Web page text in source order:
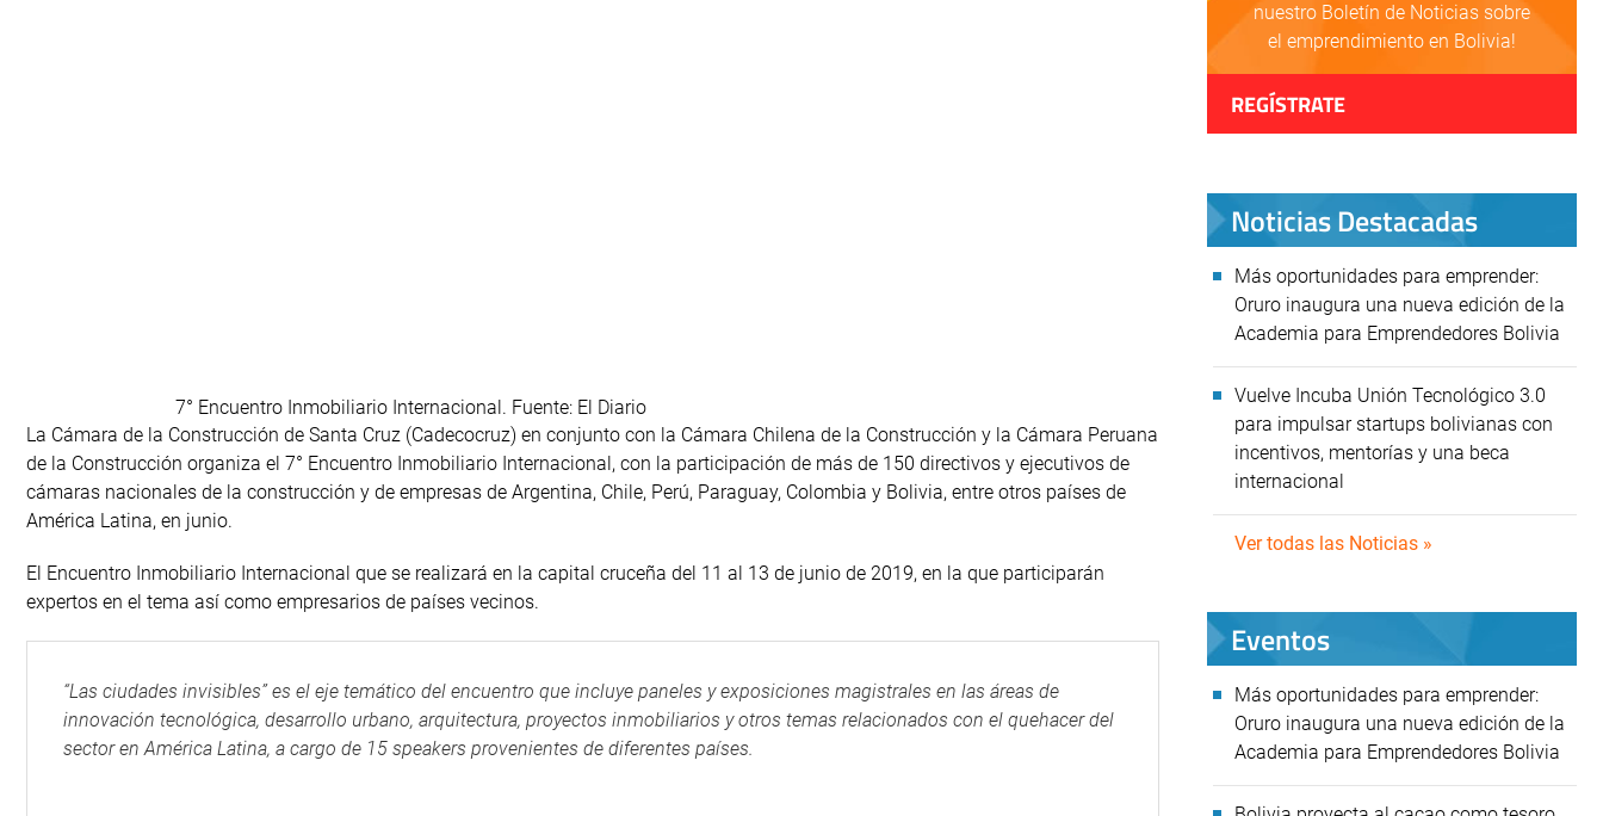
7° Encuentro Inmobiliario Internacional. Fuente: El Diario
La Cámara de la Construcción de Santa Cruz (Cadecocruz) en conjunto con la Cámara Chilena de la Construcción y la Cámara Peruana
de la Construcción organiza el 7° Encuentro Inmobiliario Internacional, con la participación de más de 150 directivos y ejecutivos de
cámaras nacionales de la construcción y de empresas de Argentina, Chile, Perú, Paraguay, Colombia y Bolivia, entre otros países de
América Latina, en junio.
El Encuentro Inmobiliario Internacional que se realizará en la capital cruceña del 11 al 13 de junio de 2019, en la que participarán
expertos en el tema así como empresarios de países vecinos.
“Las ciudades invisibles” es el eje temático del encuentro que incluye paneles y exposiciones magistrales en las áreas de
innovación tecnológica, desarrollo urbano, arquitectura, proyectos inmobiliarios y otros temas relacionados con el quehacer del
sector en América Latina, a cargo de 15 speakers provenientes de diferentes países.
nuestro Boletín de Noticias sobre
el emprendimiento en Bolivia!
REGÍSTRATE
Noticias Destacadas
Más oportunidades para emprender:
Oruro inaugura una nueva edición de la
Academia para Emprendedores Bolivia
Vuelve Incuba Unión Tecnológico 3.0
para impulsar startups bolivianas con
incentivos, mentorías y una beca
internacional
Ver todas las Noticias »
Eventos
Más oportunidades para emprender:
Oruro inaugura una nueva edición de la
Academia para Emprendedores Bolivia